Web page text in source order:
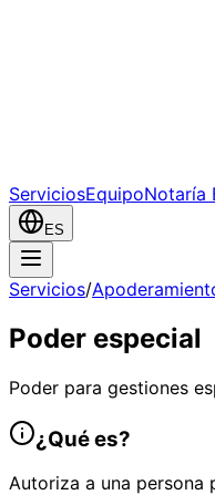
ServiciosEquipoNotaría
ES
Servicios/
Poder especial
Poder para gestiones
¿Qué es?
Autoriza a una persona